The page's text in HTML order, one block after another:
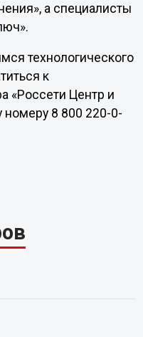
а специалисты
технологического
к
«Россети Центр и
8 800 220-0-